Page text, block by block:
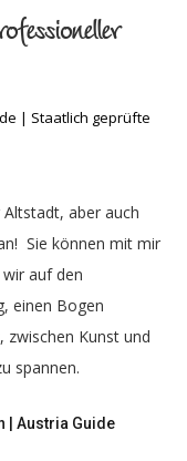
| Staatlich geprüfte
aber auch
Sie können mit mir
auf den
einen Bogen
zwischen Kunst und
spannen.
| Austria Guide